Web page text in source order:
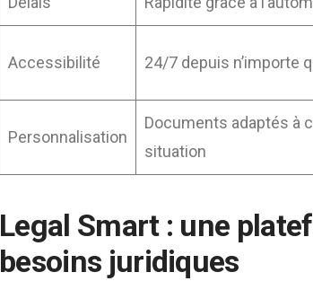
Accessibilité 24/7 depuis n’importe
Personnalisation
Documents adaptés à
situation
Legal Smart : une
besoins juridiques